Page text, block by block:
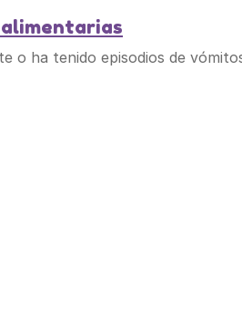
alimentarias
ha tenido episodios de